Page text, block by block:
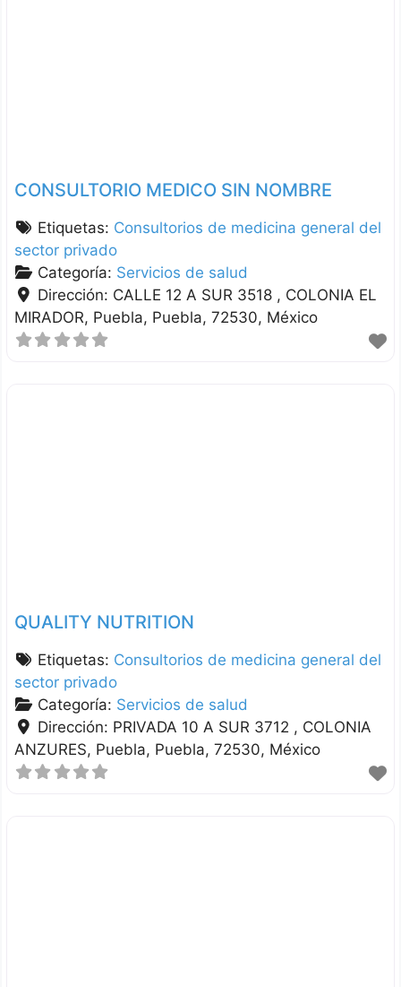
CONSULTORIO MEDICO SIN NOMBRE
Etiquetas: Consultorios de medicina general del
sector privado
Categoría: Servicios de salud
Dirección: CALLE 12 A SUR 3518 , COLONIA EL
MIRADOR Puebla Puebla 72530 México
QUALITY NUTRITION
Etiquetas: Consultorios de medicina general del
sector privado
Categoría: Servicios de salud
Dirección: PRIVADA 10 A SUR 3712 , COLONIA
ANZURES Puebla Puebla 72530 México